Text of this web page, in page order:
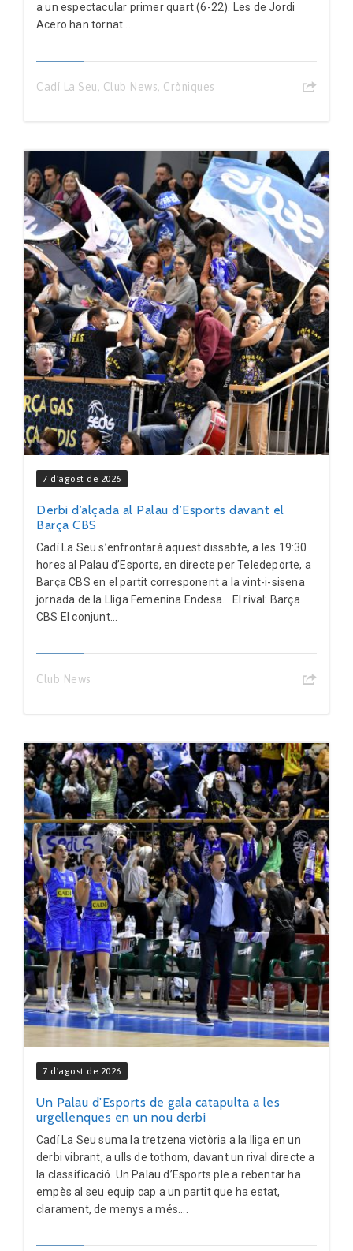
a un espectacular primer quart (6-22). Les de Jordi
Acero han tornat...
Cadí La Seu, Club News, Cròniques
7 d'agost de 2026
Derbi d’alçada al Palau d’Esports davant el
Barça CBS
Cadí La Seu s’enfrontarà aquest dissabte, a les 19:30
hores al Palau d’Esports, en directe per Teledeporte, a
Barça CBS en el partit corresponent a la vint-i-sisena
jornada de la Lliga Femenina Endesa. El rival: Barça
CBS El conjunt...
Club News
7 d'agost de 2026
Un Palau d’Esports de gala catapulta a les
urgellenques en un nou derbi
Cadí La Seu suma la tretzena victòria a la lliga en un
derbi vibrant, a ulls de tothom, davant un rival directe a
la classificació. Un Palau d’Esports ple a rebentar ha
empès al seu equip cap a un partit que ha estat,
clarament, de menys a més....